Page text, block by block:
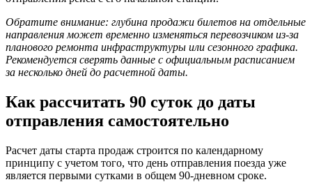
Обратите внимание: глубина продажи билетов на отдельные
направления может временно изменяться перевозчиком из-за
планового ремонта инфраструктуры или сезонного графика.
Рекомендуется сверять данные с официальным расписанием
за несколько дней до расчетной даты.
Как рассчитать 90 суток до даты
отправления самостоятельно
Расчет даты старта продаж строится по календарному
принципу с учетом того, что день отправления поезда уже
является первыми сутками в общем 90-дневном сроке.